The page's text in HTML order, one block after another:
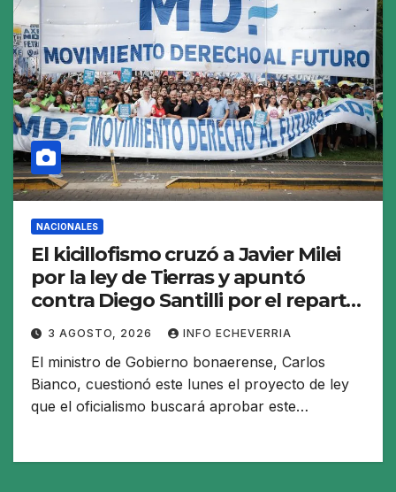
NACIONALES
El kicillofismo cruzó a Javier Milei
por la ley de Tierras y apuntó
contra Diego Santilli por el reparto
de recursos a cambio de votos
3 AGOSTO, 2026 INFO ECHEVERRIA
El ministro de Gobierno bonaerense, Carlos
Bianco, cuestionó este lunes el proyecto de ley
que el oficialismo buscará aprobar este…